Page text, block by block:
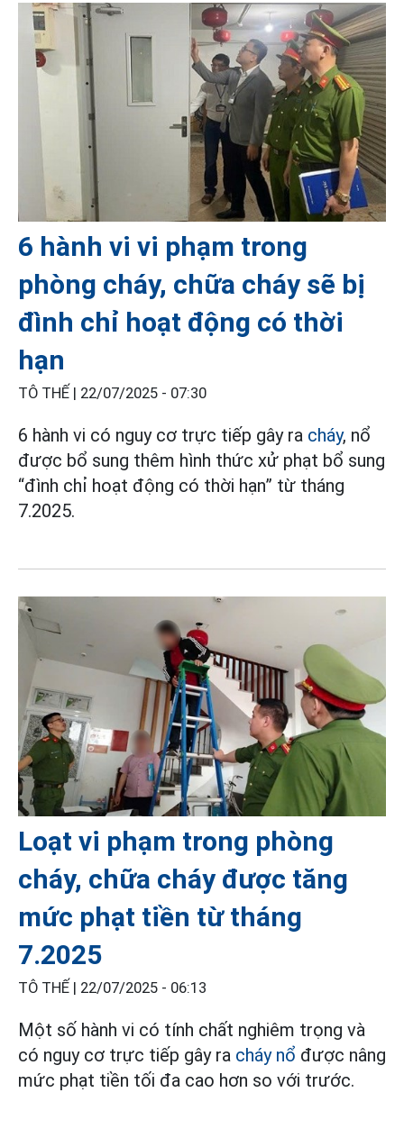
6 hành vi vi phạm trong
phòng cháy, chữa cháy sẽ bị
đình chỉ hoạt động có thời
hạn
TÔ THẾ | 22/07/2025 - 07:30
6 hành vi có nguy cơ trực tiếp gây ra cháy, nổ
được bổ sung thêm hình thức xử phạt bổ sung
“đình chỉ hoạt động có thời hạn” từ tháng
7.2025.
Loạt vi phạm trong phòng
cháy, chữa cháy được tăng
mức phạt tiền từ tháng
7.2025
TÔ THẾ | 22/07/2025 - 06:13
Một số hành vi có tính chất nghiêm trọng và
có nguy cơ trực tiếp gây ra cháy nổ được nâng
mức phạt tiền tối đa cao hơn so với trước.